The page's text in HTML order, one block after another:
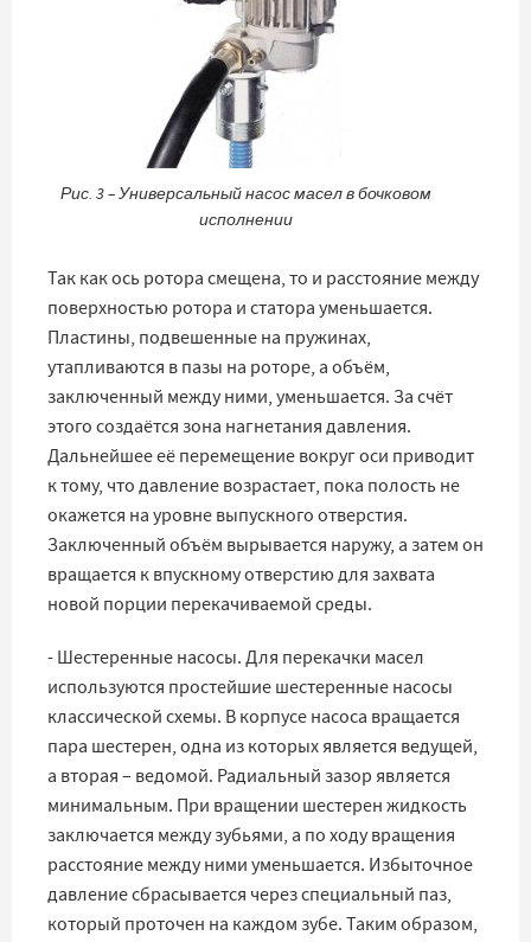
Рис. 3 – Универсальный насос масел в бочковом
исполнении
Так как ось ротора смещена, то и расстояние между
поверхностью ротора и статора уменьшается.
Пластины, подвешенные на пружинах,
утапливаются в пазы на роторе, а объём,
заключенный между ними, уменьшается. За счёт
этого создаётся зона нагнетания давления.
Дальнейшее её перемещение вокруг оси приводит
к тому, что давление возрастает, пока полость не
окажется на уровне выпускного отверстия.
Заключенный объём вырывается наружу, а затем он
вращается к впускному отверстию для захвата
новой порции перекачиваемой среды.
- Шестеренные насосы. Для перекачки масел
используются простейшие шестеренные насосы
классической схемы. В корпусе насоса вращается
пара шестерен, одна из которых является ведущей,
а вторая – ведомой. Радиальный зазор является
минимальным. При вращении шестерен жидкость
заключается между зубьями, а по ходу вращения
расстояние между ними уменьшается. Избыточное
давление сбрасывается через специальный паз,
который проточен на каждом зубе. Таким образом,